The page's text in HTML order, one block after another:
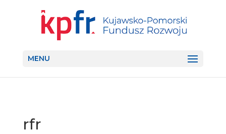
MENU
rfr